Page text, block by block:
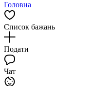
Головна
Список бажань
Подати
Чат